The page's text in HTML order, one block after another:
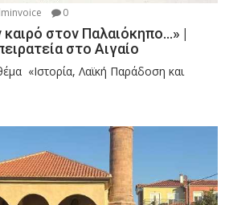
0
καιρό στον Παλαιόκηπο…» |
στο Αιγαίο
«Ιστορία, Λαϊκή Παράδοση και